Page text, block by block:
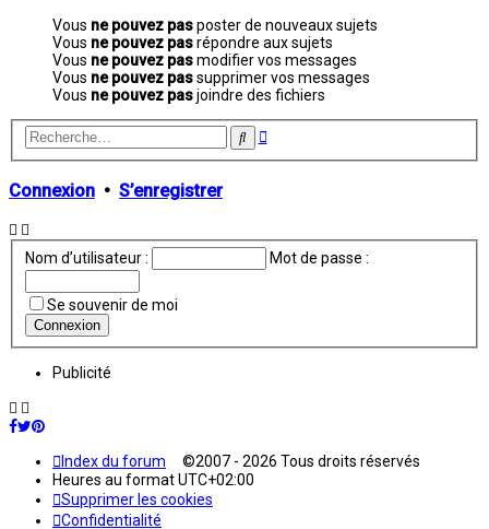
Vous ne pouvez pasposter de nouveaux sujets
Vous ne pouvez pasrépondre aux sujets
Vous ne pouvez pasmodifier vos messages
Vous ne pouvez passupprimer vos messages
Vous ne pouvez pasjoindre des fichiers
Rechercher
Recherche
Connexion • S’enregistrer
Nom d’utilisateur : Mot de passe :
Se souvenir de moi
Publicité
Index du forum ©2007 - 2026 Tous droits réservés
Heures au formatUTC+02:00
Supprimer les cookies
Confidentialité